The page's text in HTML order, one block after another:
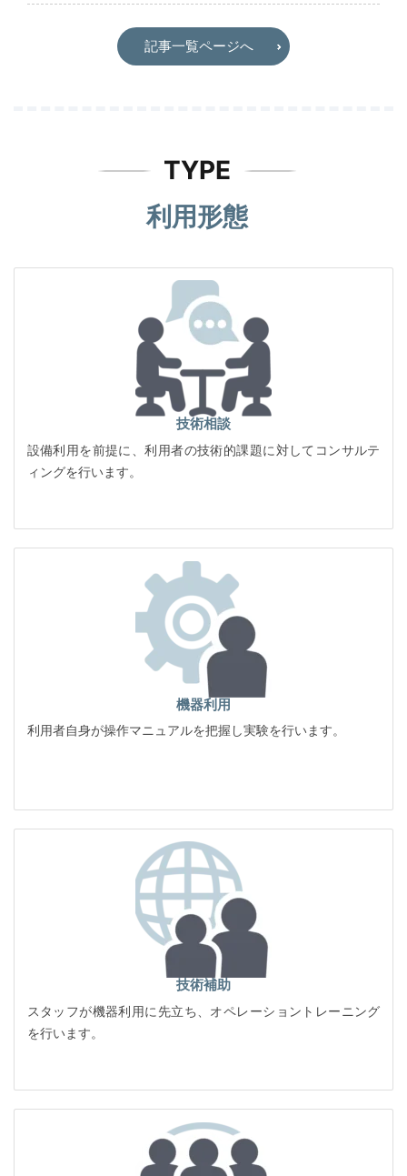
記事一覧ページへ
TYPE
利用形態
技術相談
設備利用を前提に、利用者の技術的課題に対してコンサルテ
ィングを行います。
機器利用
利用者自身が操作マニュアルを把握し実験を行います。
技術補助
スタッフが機器利用に先立ち、オペレーショントレーニング
を行います。